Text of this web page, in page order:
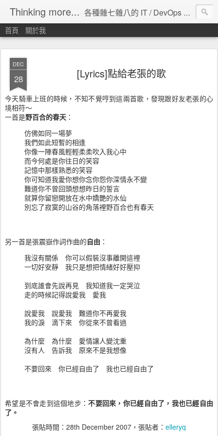
Thinking more... 各種雜七雜八的 IT / DevOps 工具 / 程式設計 / 雲端服務分享。
首頁 關於我
DEC
28 [Lyrics]點給老張的歌
今天騎車上班的時候，不知不覺哼到這兩首歌，發現跟好友老張的心
境相符～
一首是野百合的春天 ：
仿佛如同一場夢
我們如此短暫的相逢
你像一陣春風輕輕柔柔吹入我心中
而今何處是你往日的笑容
記憶中那樣熟悉的笑容
你可知道我愛你想你念你怨你深情永不變
難道你不曾回頭想想昨日的誓言
就算你留戀開放在水中嬌艷的水仙
別忘了寂寞的山谷的角落裡野百合也有春天
另一首是張震嶽作詞作曲的自由 ：
我沒有關係 你可以假裝沒事離開這裡
一切好安靜 我只是想把情緒好好壓抑
到底誰會先說再見 我知道我一定哭泣
走的時候記得說愛我 愛我
說愛我 說愛我 難道你不再愛我
我的淚 滴下來 你從來不曾看過
為什麼 為什麼 愛情讓人變沈重
沒有人 告訴我 原來不是我想像
不要回來 你已經自由了 我也已經自由了
希望是不會走到這個地步：不要回來，你已經自由了，我也已經自由
了。
張貼時間： 28th December 2007 ，張貼者： elleryq